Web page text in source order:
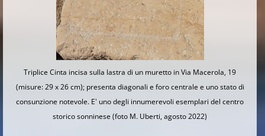
Triplice Cinta incisa sulla lastra di un muretto in Via Macerola, 19
(misure: 29 x 26 cm); presenta diagonali e foro centrale e uno stato di
consunzione notevole. E' uno degli innumerevoli esemplari del centro
storico sonninese (foto M. Uberti, agosto 2022)